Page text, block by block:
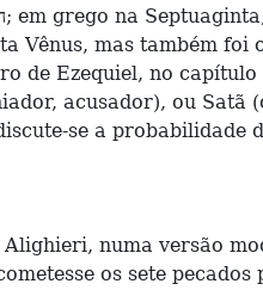
Vênus, mas também foi
de Ezequiel, no
acusador), ou Satã
se a probabilidade
numa versão
os sete pecados